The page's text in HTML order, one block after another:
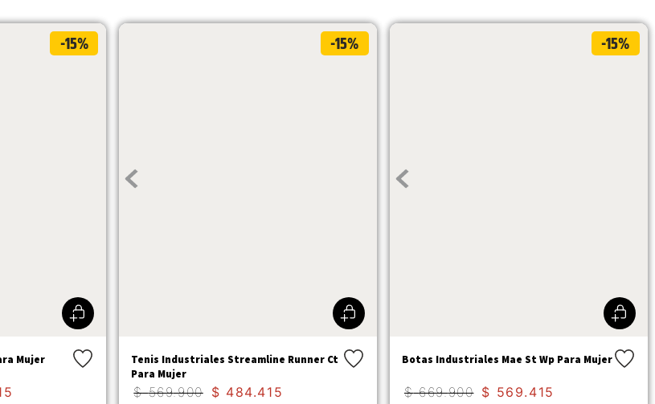
-15%
Mujer
-15%
Tenis Industriales Streamline Runner Ct
Para Mujer
$ 569.900 $ 484.415
-15%
Botas Industriales Mae St Wp Para Mujer
$ 669.900 $ 569. 415
tenis mujer